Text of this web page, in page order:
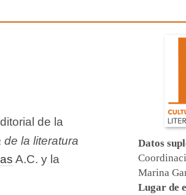
Datos
Marina
Lugar de
de la
la literatura
A.C. y la